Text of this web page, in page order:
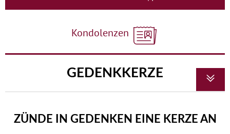
Kondolenzen
GEDENKKERZE
ZÜNDE IN GEDENKEN EINE KERZE AN